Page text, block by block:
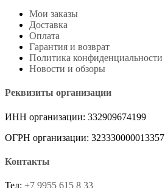
Мои заказы
Доставка
Оплата
Гарантия и возврат
Политика конфиденциальности
Новости и обзоры
Реквизиты организации
ИНН организации: 332909674199
ОГРН организации: 323330000013357
Контакты
Тел: +7 9955 615 8 33